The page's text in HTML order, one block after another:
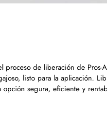
proceso de liberación de Pros-
listo para la aplicación.
segura, eficiente y